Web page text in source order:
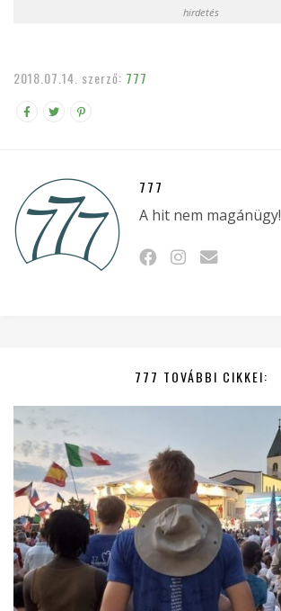
hirdetés
2018.07.14. szerző: 777
777
A hit nem magánügy!
777 TOVÁBBI CIKKEI: